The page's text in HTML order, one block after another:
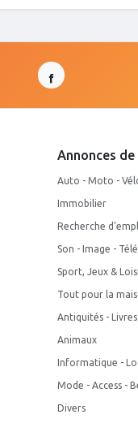
Annonces
Auto - Moto -
Immobilier
Recherche
Son - Image -
Sport, Jeux &
Tout pour la
Antiquités - Livres
Animaux
Informatique -
Mode - Access -
Divers